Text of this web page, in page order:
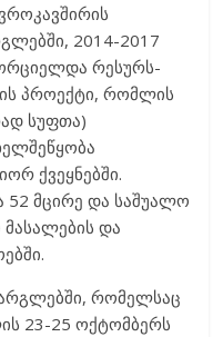
2014-2017
რესურს-
პროექტი, რომლის
სუფთა)
ქვეყნებში.
52 მცირე და საშუალო
მასალების და
რომელსაც
23-25 ოქტომბერს